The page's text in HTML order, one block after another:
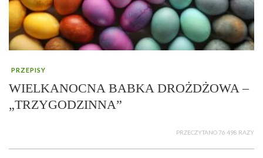
PRZEPISY
WIELKANOCNA BABKA DROŻDŻOWA –
„TRZYGODZINNA”
PRZECZYTANO 76 498 RAZY